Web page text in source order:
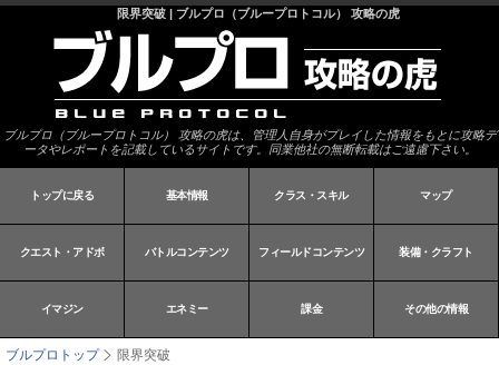
限界突破 | ブルプロ（ブループロトコル） 攻略の虎
ブルプロ（ブループロトコル） 攻略の虎は、管理人自身がプレイした情報をもとに攻略デ
ータやレポートを記載しているサイトです。同業他社の無断転載はご遠慮下さい。
トップに戻る 基本情報 クラス・スキル マップ
クエスト・アドボ バトルコンテンツ フィールドコンテンツ 装備・クラフト
イマジン エネミー 課金 その他の情報
ブルプロトップ 限界突破